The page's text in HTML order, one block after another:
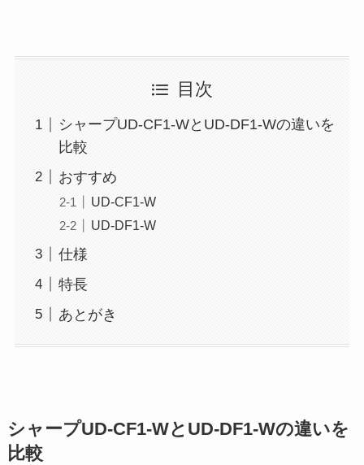
目次
シャープUD-CF1-WとUD-DF1-Wの違いを
比較
おすすめ
UD-CF1-W
UD-DF1-W
仕様
特長
あとがき
シャープUD-CF1-WとUD-DF1-Wの違いを
比較